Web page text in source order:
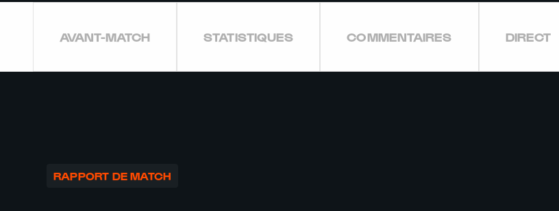
AVANT-MATCH STATISTIQUES COMMENTAIRES DIRECT
RAPPORT DE MATCH